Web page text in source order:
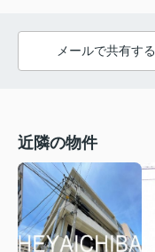
メールで共有する
近隣の物件